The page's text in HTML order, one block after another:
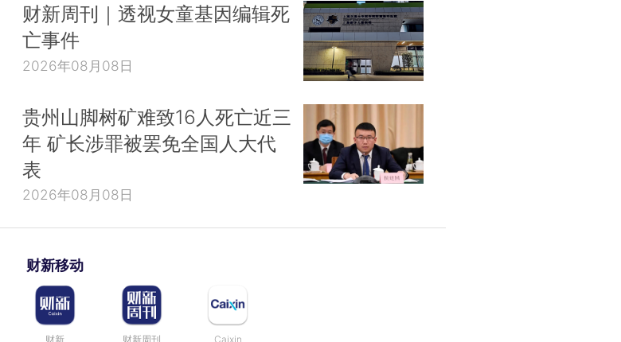
财新周刊｜透视女童基因编辑死
亡事件
2026年08月08日
贵州山脚树矿难致16人死亡近三
年 矿长涉罪被罢免全国人大代
表
2026年08月08日
财新移动
财新 财新周刊 Caixin